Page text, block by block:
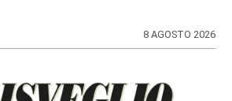
8 AGOSTO 2026